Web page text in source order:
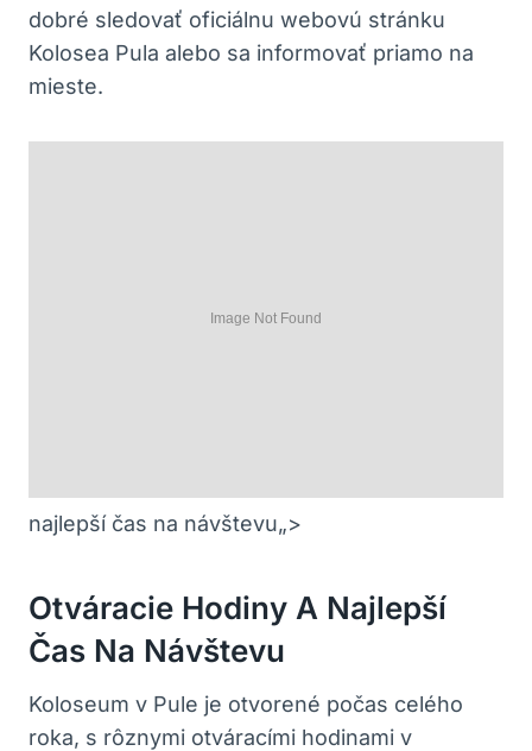
dobré​ sledovať oficiálnu webovú stránku
Kolosea Pula alebo‍ sa⁢ informovať priamo na
mieste.
najlepší čas na návštevu„>
Otváracie Hodiny A Najlepší ​
Čas Na Návštevu
Koloseum v Pule je otvorené počas ‌celého
roka, s rôznymi otváracími hodinami v